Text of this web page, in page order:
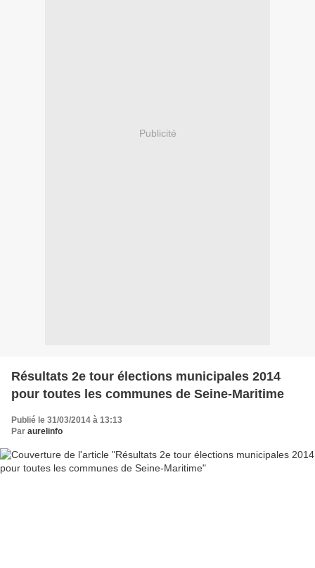
Publicité
Résultats 2e tour élections municipales 2014
pour toutes les communes de Seine-Maritime
Publié le 31/03/2014 à 13:13
Par aurelinfo